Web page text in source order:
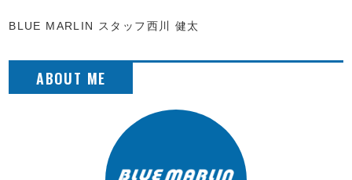
BLUE MARLIN スタッフ西川 健太